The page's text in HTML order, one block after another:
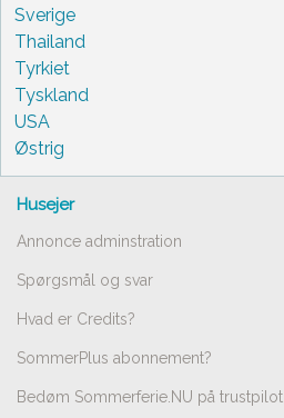
Sverige
Thailand
Tyrkiet
Tyskland
USA
Østrig
Husejer
Annonce adminstration
Spørgsmål og svar
Hvad er Credits?
SommerPlus abonnement?
Bedøm Sommerferie.NU på trustpilot